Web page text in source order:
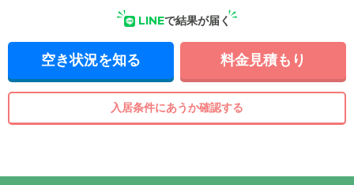
LINEで結果が届く
空き状況を知る 料金見積もり
入居条件にあうか確認する